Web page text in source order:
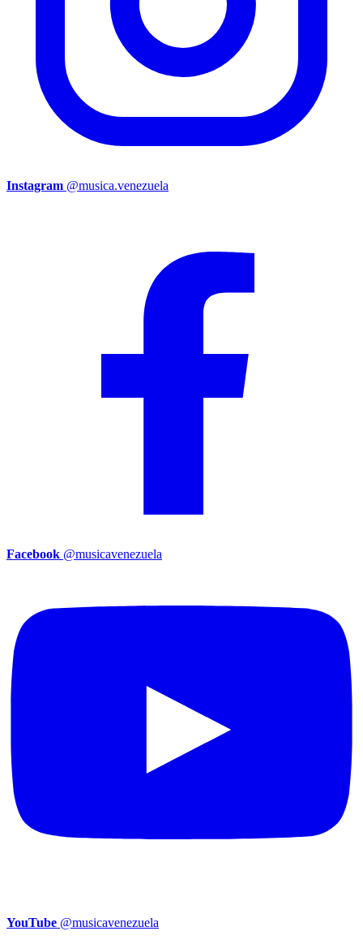
Instagram @musica.venezuela
Facebook @musicavenezuela
YouTube @musicavenezuela